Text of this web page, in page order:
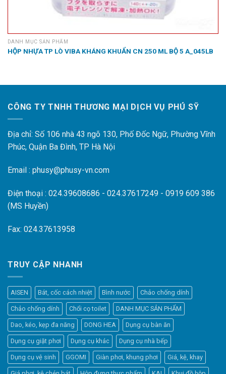
DANH MỤC SẢN PHẨM
HỘP NHỰA TP LÒ VIBA KHÁNG KHUẨN CN 250 ML BỘ 5 A_045LB
CÔNG TY TNHH THƯƠNG MẠI DỊCH VỤ PHÚ SỸ
Địa chỉ: Số 106 nhà 43 ngõ 130, Phố Đốc Ngữ, Phường Vĩnh
Phúc, Quận Ba Đình, TP Hà Nội
Email : phusy@phusy-vn.com
Điện thoại : 024.39608686 - 024.37617249 - 0919 609 386
(MS Huyền)
Fax: 024.37613958
TRUY CẬP NHANH
AISEN Bát, cốc cách nhiệt Bình nước Chảo chống dính
Chảo chống dính Chổi cọ toilet DANH MỤC SẢN PHẨM
Dao, kéo, kẹp đa năng DONG HEA Dụng cụ bàn ăn
Dụng cụ giặt phơi Dụng cụ khác Dụng cụ nhà bếp
Dụng cụ vệ sinh GGOMI Giàn phơi, khung phơi Giá, kệ, khay